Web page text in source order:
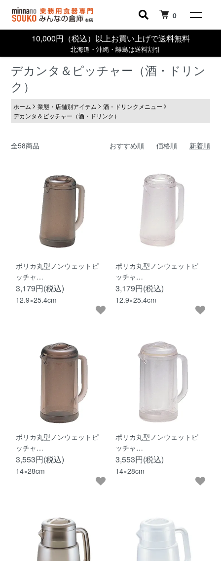
0
10,000円（税込）以上お買い上げで送料無料
北海道・沖縄・離島は送料割引
デカンタ＆ピッチャー（酒・ドリン
ク）
ホーム 業態・店舗別アイテム
酒・ドリンクメニュー
デカンタ＆ピッチャー（酒・ドリンク）
全58商品 おすすめ順 価格順 新着順
ポリカ丸型ノンウェットピ
ッチャ…
3,179円(税込)
12.9×25.4cm
ポリカ丸型ノンウェットピ
ッチャ…
3,179円(税込)
12.9×25.4cm
ポリカ丸型ノンウェットピ
ッチャ…
3,553円(税込)
14×28cm
ポリカ丸型ノンウェットピ
ッチャ…
3,553円(税込)
14×28cm